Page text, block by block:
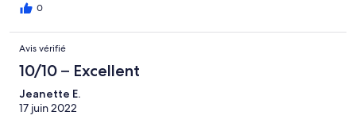
0
Avis vérifié
10/10 – Excellent
Jeanette E.
17 juin 2022